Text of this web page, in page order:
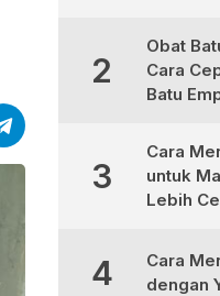
2
Obat
Cara
Batu
3
Cara
untuk
Lebih
4
Cara
dengan